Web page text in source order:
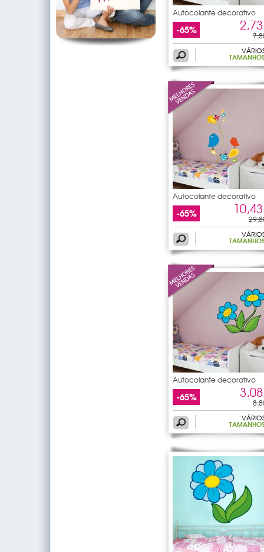
Autocolante decorativo
-65%
Autocolante decorativo
-65%
Autocolante decorativo
-65%